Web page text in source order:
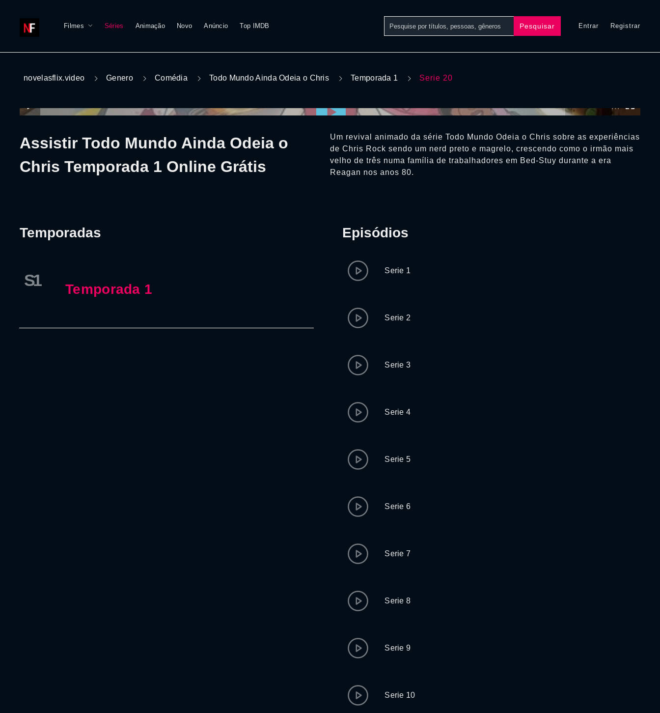
Filmes Séries Animação Novo Anúncio Top IMDB Pesquisar Entrar Registrar
novelasflix.video Genero Comédia Todo Mundo Ainda Odeia o Chris Temporada 1 Serie 20
Assistir Todo Mundo Ainda Odeia o
Chris Temporada 1 Online Grátis
Um revival animado da série Todo Mundo Odeia o Chris sobre as experiências
de Chris Rock sendo um nerd preto e magrelo, crescendo como o irmão mais
velho de três numa família de trabalhadores em Bed-Stuy durante a era
Reagan nos anos 80.
Temporadas
S1 Temporada 1
Episódios
Serie 1
Serie 2
Serie 3
Serie 4
Serie 5
Serie 6
Serie 7
Serie 8
Serie 9
Serie 10